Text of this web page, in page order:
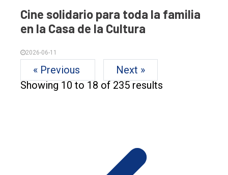
Cine solidario para toda la familia
en la Casa de la Cultura
2026-06-11
« Previous
Next »
Showing 10 to 18 of 235 results